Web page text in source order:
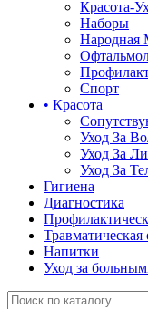
Красота-
Наборы
Народная
Спорт
• Красота
Уход За
Уход За
Уход За
Гигиена
Диагностика
Травматическая
Напитки
Уход за